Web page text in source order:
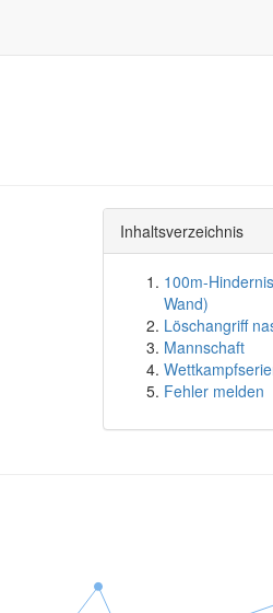
Inhaltsverzeichnis
100m-
Wand)
Löschangriff
Mannschaft
Fehler melden